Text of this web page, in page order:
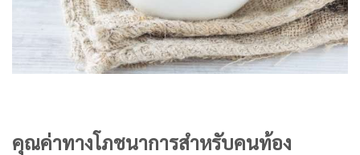
คุณค่าทางโภชนาการสำหรับคนท้อง